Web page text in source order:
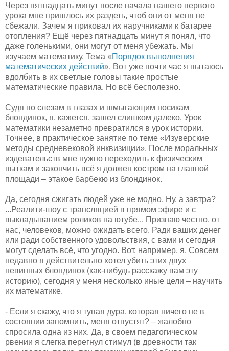
Через пятнадцать минут после начала нашего первого
урока мне пришлось их раздеть, чтоб они от меня не
сбежали. Зачем я приковал их наручниками к батарее
отопления? Ещё через пятнадцать минут я понял, что
даже голенькими, они могут от меня убежать. Мы
изучаем математику. Тема «Порядок выполнения
математических действий». Вот уже почти час я пытаюсь
вдолбить в их светлые головы такие простые
математические правила. Но всё бесполезно.
Судя по слезам в глазах и шмыгающим носикам
блондинок, я, кажется, зашел слишком далеко. Урок
математики незаметно превратился в урок истории.
Точнее, в практическое занятие по теме «Изуверские
методы средневековой инквизиции». После моральных
издевательств мне нужно переходить к физическим
пыткам и закончить всё я должен костром на главной
площади – этакое барбекю из блондинок.
Да, сегодня сжигать людей уже не модно. Ну, а завтра?
...Реалити-шоу с трансляцией в прямом эфире и с
выкладыванием роликов на ютубе... Признаю честно, от
нас, человеков, можно ожидать всего. Ради ваших денег
или ради собственного удовольствия, с вами и сегодня
могут сделать всё, что угодно. Вот, например, я. Совсем
недавно я действительно хотел убить этих двух
невинных блондинок (как-нибудь расскажу вам эту
историю), сегодня у меня несколько иные цели – научить
их математике.
- Если я скажу, что я тупая дура, которая ничего не в
состоянии запомнить, меня отпустят? – жалобно
спросила одна из них. Да, в своем педагогическом
рвении я слегка перегнул стимул (в древности так